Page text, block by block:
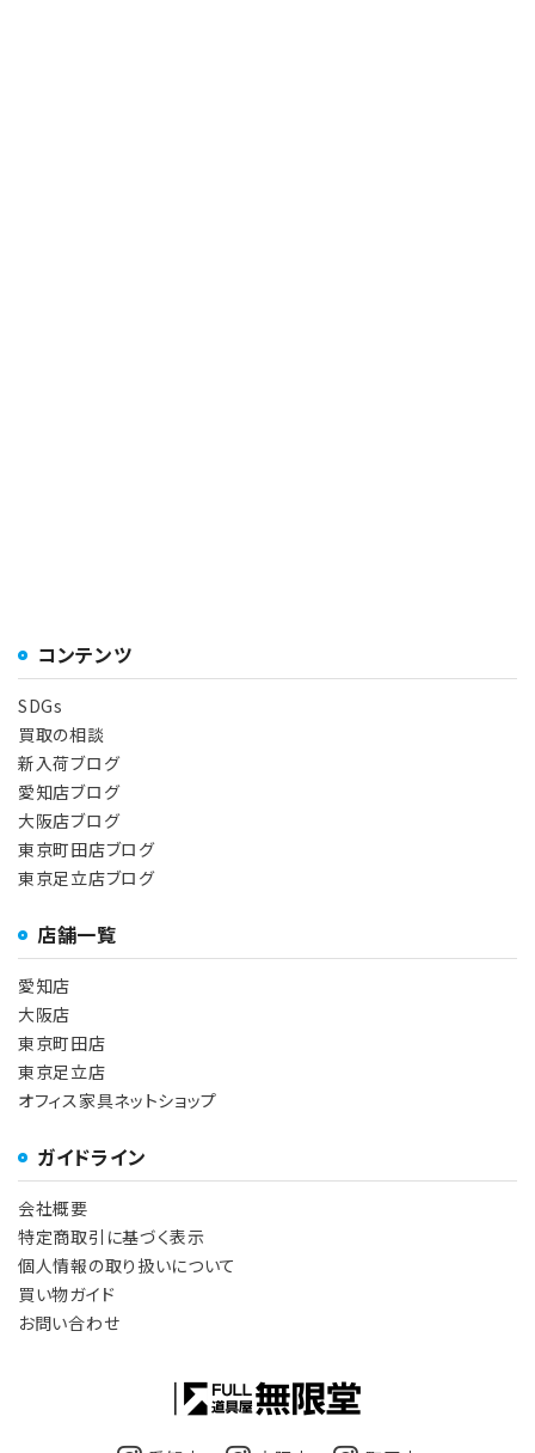
コンテンツ
SDGs
買取の相談
新入荷ブログ
愛知店ブログ
大阪店ブログ
東京町田店ブログ
東京足立店ブログ
店舗一覧
愛知店
大阪店
東京町田店
東京足立店
オフィス家具ネットショップ
ガイドライン
会社概要
特定商取引に基づく表示
個人情報の取り扱いについて
買い物ガイド
お問い合わせ